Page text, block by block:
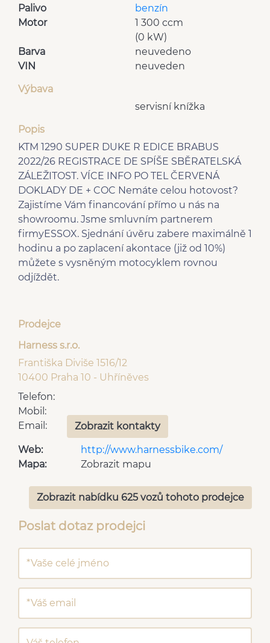
Palivo
benzín
Motor
1 300 ccm
(0 kW)
Barva
neuvedeno
VIN
neuveden
Výbava
servisní knížka
Popis
KTM 1290 SUPER DUKE R EDICE BRABUS
2022/26 REGISTRACE DE SPÍŠE SBĚRATELSKÁ
ZÁLEŽITOST. VÍCE INFO PO TEL ČERVENÁ
DOKLADY DE + COC Nemáte celou hotovost?
Zajistíme Vám financování přímo u nás na
showroomu. Jsme smluvním partnerem
firmyESSOX. Sjednání úvěru zabere maximálně 1
hodinu a po zaplacení akontace (již od 10%)
můžete s vysněným motocyklem rovnou
odjíždět.
Prodejce
Harness s.r.o.
Františka Diviše 1516/12
10400 Praha 10 - Uhříněves
Telefon:
Mobil:
Email:
Zobrazit kontakty
Web:
http://www.harnessbike.com/
Mapa:
Zobrazit mapu
Zobrazit nabídku 625 vozů tohoto prodejce
Poslat dotaz prodejci